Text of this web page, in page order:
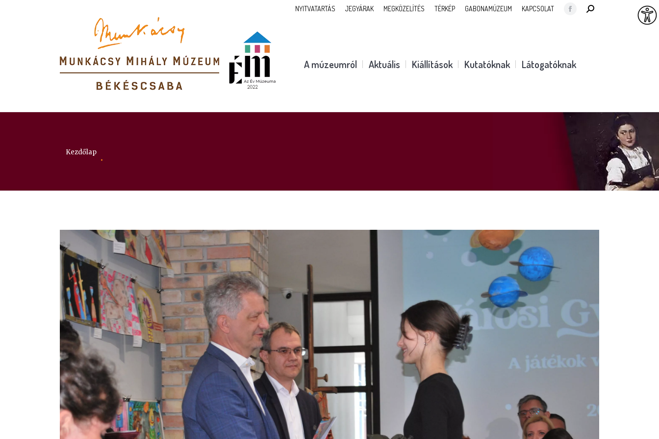
NYITVATARTÁS JEGYÁRAK MEGKÖZELÍTÉS TÉRKÉP GABONAMÚZEUM KAPCSOLAT
Facebook
new
SEARCH:
A múzeumról Aktuális Kiállítások Kutatóknak Látogatóknak
Itt vagy:
Kezdőlap